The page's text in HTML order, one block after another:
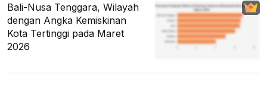
Bali-Nusa Tenggara, Wilayah
dengan Angka Kemiskinan
Kota Tertinggi pada Maret
2026